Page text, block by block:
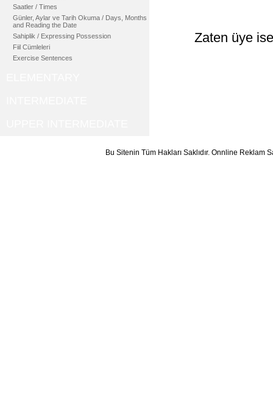
Saatler / Times
Günler, Aylar ve Tarih Okuma / Days, Months
and Reading the Date
Sahiplik / Expressing Possession
Fiil Cümleleri
Exercise Sentences
Zaten üye
Bu Sitenin Tüm Hakları Saklıdır. Onnline